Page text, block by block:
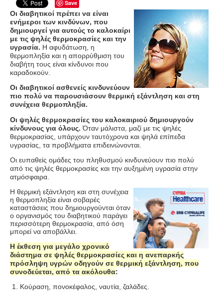
Save
Οι διαβητικοί πρέπει να είναι
ενήμεροι των κινδύνων, που
δημιουργεί για αυτούς το καλοκαίρι
με τις ψηλές θερμοκρασίες και την
υγρασία. Η αφυδάτωση, η
θερμοπληξία και η απορρύθμιση του
διαβήτη τους είναι κίνδυνοι που
καραδοκούν.
Οι διαβητικοί ασθενείς κινδυνεύουν
πιο πολύ να παρουσιάσουν θερμική εξάντληση και στη
συνέχεια θερμοπληξία.
Οι ψηλές θερμοκρασίες του καλοκαιριού δημιουργούν
κίνδυνους για όλους.Όταν μάλιστα, μαζί με τις ψηλές
θερμοκρασίας, υπάρχουν ταυτόχρονα και ψηλά επίπεδα
υγρασίας, τα προβλήματα επιδεινώνονται.
Οι ευπαθείς ομάδες του πληθυσμού κινδυνεύουν πιο πολύ
από τις ψηλές θερμοκρασίες και την αυξημένη υγρασία στην
ατμόσφαιρα.
Η θερμική εξάντληση και στη συνέχεια
η θερμοπληξία είναι σοβαρές
καταστάσεις που δημιουργούνται όταν
ο οργανισμός του διαβητικού παράγει
περισσότερη θερμοκρασία, από όση
μπορεί να αποβάλλει.
Η έκθεση για μεγάλο χρονικό
διάστημα σε ψηλές θερμοκρασίες και η ανεπαρκής
πρόσληψη υγρών οδηγούν σε θερμική εξάντληση, που
συνοδεύεται, από τα ακόλουθα:
Κούραση, πονοκέφαλος, ναυτία, ζαλάδες.